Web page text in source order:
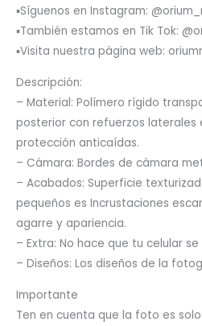
▪️Síguenos en Instagram:
▪️También estamos en Tik Tok:
▪️Visita nuestra página web:
Descripción:
– Material: Polímero rígido
posterior con refuerzos laterales
protección anticaídas.
– Cámara: Bordes de cámara
– Acabados: Superficie
pequeños es Incrustaciones
agarre y apariencia.
– Extra: No hace que tu celular
– Diseños: Los diseños de la
Importante
Ten en cuenta que la foto es